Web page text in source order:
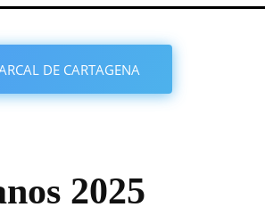
DE CARTAGENA
2025